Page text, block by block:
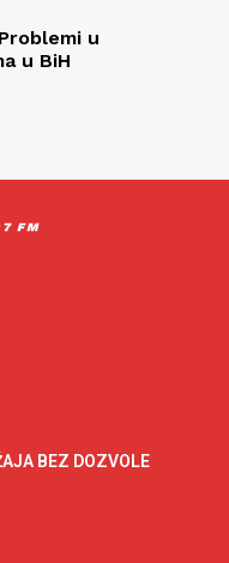
u
u BiH
FM
BEZ DOZVOLE